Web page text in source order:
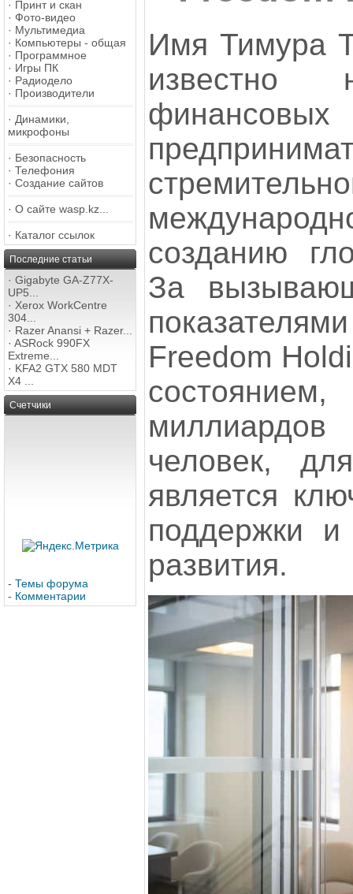
· Принт и скан
· Фото-видео
· Мультимедиа
· Компьютеры - общая
· Программное
· Игры ПК
· Радиодело
· Производители
· Динамики,
микрофоны
· Безопасность
· Телефония
· Создание сайтов
· О сайте wasp.kz...
· Каталог ссылок
Последние статьи
· Gigabyte GA-Z77X-
UP5...
· Xerox WorkCentre
304...
· Razer Anansi + Razer...
· ASRock 990FX
Extreme...
· KFA2 GTX 580 MDT
X4 ...
Счетчики
- Темы форума
- Комментарии
Имя Тимура
финансовых
созданию
За
Freedom
миллиардов
человек,
является
поддержки
развития.